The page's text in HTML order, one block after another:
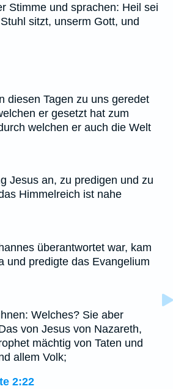
Stimme und sprachen: Heil sei
sitzt, unserm Gott, und
diesen Tagen zu uns geredet
er gesetzt hat zum
welchen er auch die Welt
Jesus an, zu predigen und zu
Himmelreich ist nahe
überantwortet war, kam
und predigte das Evangelium
Welches? Sie aber
von Jesus von Nazareth,
mächtig von Taten und
allem Volk;
2:22